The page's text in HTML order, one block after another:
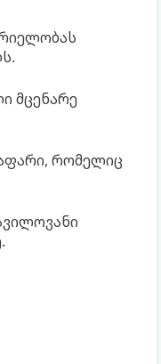
მცენარე
რომელიც